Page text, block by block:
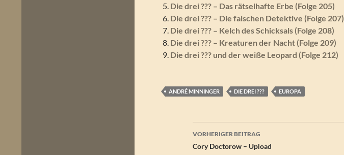
Die drei ??? – Das rätselhafte Erbe (Folge 205)
Die drei ??? – Die falschen Detektive (Folge 207)
Die drei ??? – Kelch des Schicksals (Folge 208)
Die drei ??? – Kreaturen der Nacht (Folge 209)
Die drei ??? und der weiße Leopard (Folge 212)
ANDRÉ MINNINGER DIE DREI ??? EUROPA
Beitragsnavigation
VORHERIGER BEITRAG
Cory Doctorow – Upload